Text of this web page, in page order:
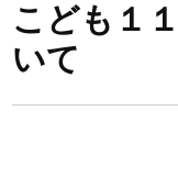
こども１
いて